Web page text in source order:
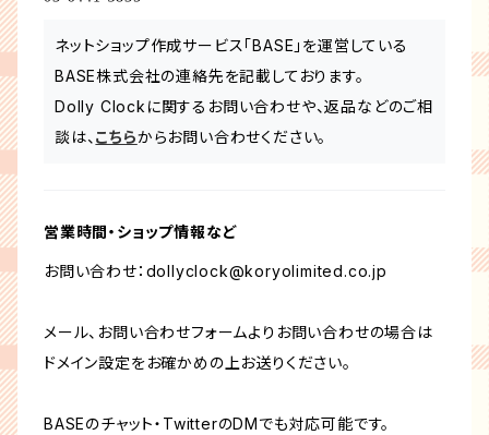
ネットショップ作成サービス「BASE」を運営している
BASE株式会社の連絡先を記載しております。
Dolly Clockに関するお問い合わせや、返品などのご相
談は、 こちらからお問い合わせください。
営業時間・ショップ情報など
お問い合わせ： dollyclock@koryolimited.co.jp
メール、お問い合わせフォームよりお問い合わせの場合は
ドメイン設定をお確かめの上お送りください。
BASEのチャット・TwitterのDMでも対応可能です。